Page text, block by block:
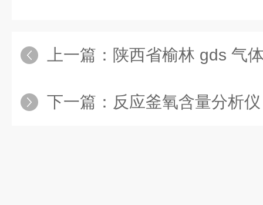
上一篇： 陕西省榆林 gds 气体报警
下一篇： 反应釜氧含量分析仪：化工安